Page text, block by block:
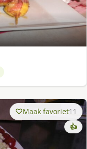
Maak favoriet11
👍